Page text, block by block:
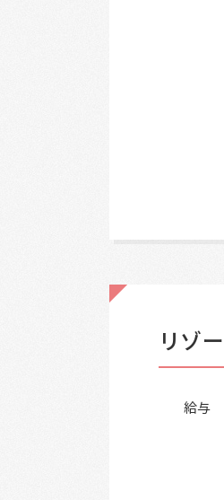
リゾ
給与